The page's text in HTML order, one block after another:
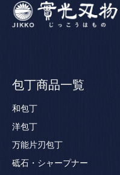
包丁商品一覧
和包丁
洋包丁
万能片刃包丁
砥石・シャープナー